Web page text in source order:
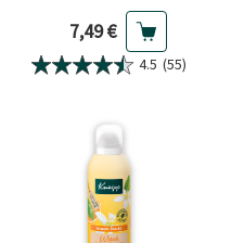
Aktueller Preis
7,49 €
4.5 (55)